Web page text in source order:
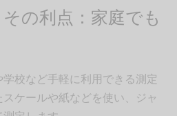
の利点：家庭でも
校など手軽に利用できる測定
ケールや紙などを使い、ジャ